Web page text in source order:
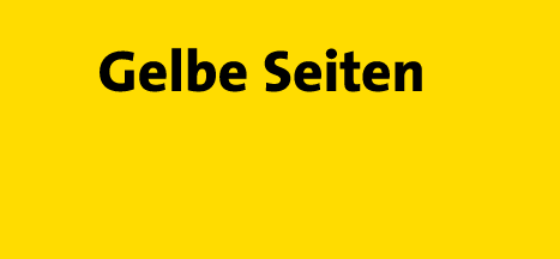
Gelbe Seiten